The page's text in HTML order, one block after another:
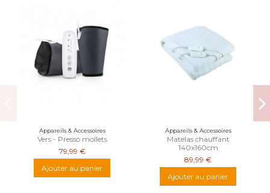
Appareils & Accessoires
Vers - Presso mollets
79,99 €
Ajouter au panier
Appareils & Accessoires
Matelas chauffant
140x160cm
89,99 €
Ajouter au panier